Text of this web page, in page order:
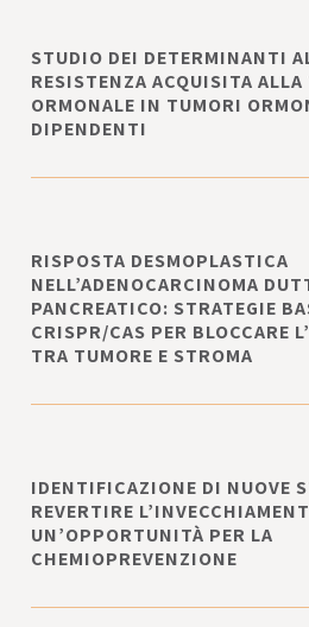
STUDIO DEI DETERMINANTI
RESISTENZA ACQUISITA
ORMONALE IN TUMORI
DIPENDENTI
RISPOSTA DESMOPLASTICA
NELL’ADENOCARCINOMA
PANCREATICO: STRATEGIE
CRISPR/CAS PER BLOCCARE
TRA TUMORE E STROMA
IDENTIFICAZIONE DI NUOVE
REVERTIRE
UN’OPPORTUNITÀ PER LA
CHEMIOPREVENZIONE